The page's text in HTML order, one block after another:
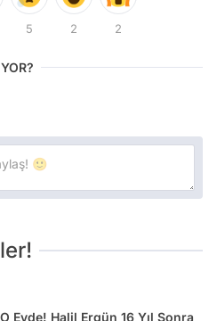
5 2 2
Evde! Halil Ergün 16 Yıl Sonra